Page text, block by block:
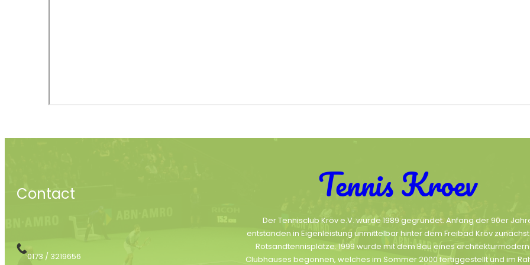
Contact
0173 / 3219656
Tennis Kroev
Der Tennisclub Kröv e.V. wurde 1989 gegründet. Anfang der 90er
entstanden in Eigenleistung unmittelbar hinter dem Freibad Kröv
Rotsandtennisplätze. 1999 wurde mit dem Bau eines
Clubhauses begonnen, welches im Sommer 2000 fertiggestellt und im